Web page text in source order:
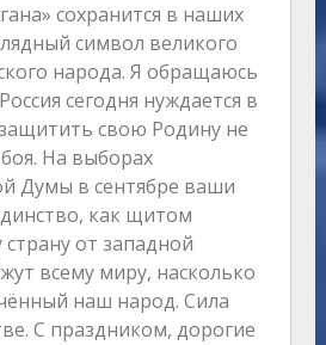
сохранится в наших
символ великого
народа. Я обращаюсь
сегодня нуждается в
свою Родину не
На выборах
Думы в сентябре ваши
как щитом
от западной
всему миру, насколько
наш народ. Сила
С праздником, дорогие